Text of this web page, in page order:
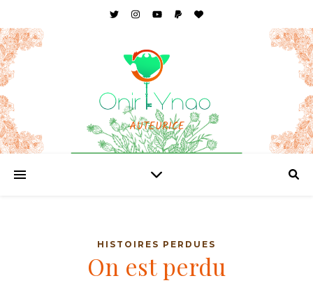
AUTEURICE
HISTOIRES PERDUES
On est perdu